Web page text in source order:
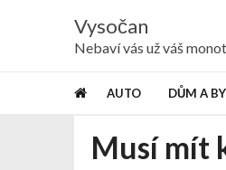
Vysočan
Nebaví vás už váš
AUTO DŮM A
Musí mít